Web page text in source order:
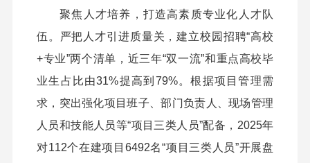
聚焦人才培养，打造高素质专业化人才队
伍。严把人才引进质量关，建立校园招聘“高校
+专业”两个清单，近三年“双一流”和重点高校毕
业生占比由31%提高到79%。根据项目管理需
求，突出强化项目班子、部门负责人、现场管理
人员和技能人员等“项目三类人员”配备，2025年
对112个在建项目6492名“项目三类人员”开展盘